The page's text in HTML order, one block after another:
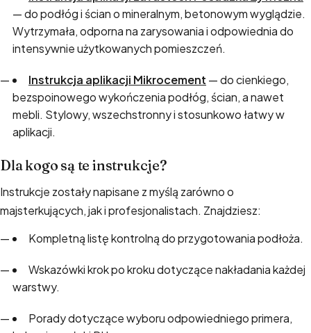
— do podłóg i ścian o mineralnym, betonowym wyglądzie.
Wytrzymała, odporna na zarysowania i odpowiednia do
intensywnie użytkowanych pomieszczeń.
Instrukcja aplikacji Mikrocement — do cienkiego,
bezspoinowego wykończenia podłóg, ścian, a nawet
mebli. Stylowy, wszechstronny i stosunkowo łatwy w
aplikacji.
Dla kogo są te instrukcje?
Instrukcje zostały napisane z myślą zarówno o
majsterkujących, jak i profesjonalistach. Znajdziesz:
Kompletną listę kontrolną do przygotowania podłoża.
Wskazówki krok po kroku dotyczące nakładania każdej
warstwy.
Porady dotyczące wyboru odpowiedniego primera,